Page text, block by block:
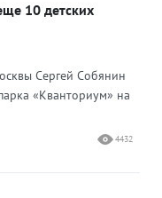
10 детских
Сергей Собянин
«Кванториум» на
4432